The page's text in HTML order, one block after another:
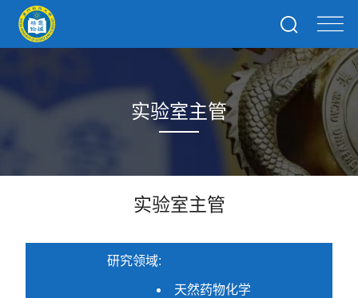
实验室主管
实验室主管
研究领域:
天然药物化学